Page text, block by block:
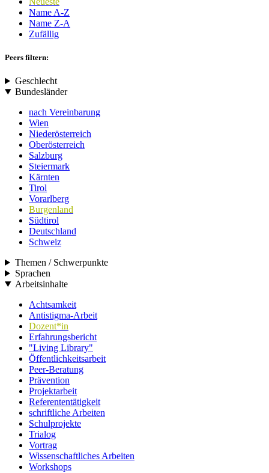
Name A-Z
Name Z-A
Zufällig
Peers filtern:
Geschlecht
Bundesländer
nach Vereinbarung
Wien
Niederösterreich
Oberösterreich
Salzburg
Steiermark
Kärnten
Tirol
Vorarlberg
Burgenland
Südtirol
Deutschland
Schweiz
Themen / Schwerpunkte
Sprachen
Arbeitsinhalte
Achtsamkeit
Antistigma-Arbeit
Dozent*in
Erfahrungsbericht
"Living Library"
Öffentlichkeitsarbeit
Peer-Beratung
Prävention
Projektarbeit
Referententätigkeit
schriftliche Arbeiten
Schulprojekte
Trialog
Vortrag
Wissenschaftliches Arbeiten
Workshops